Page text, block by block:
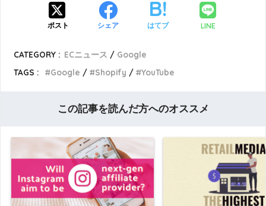
ポスト シェア はてブ LINE
CATEGORY : ECニュース
Google
TAGS :
Google Shopify YouTube
この記事を読んだ方へのオススメ